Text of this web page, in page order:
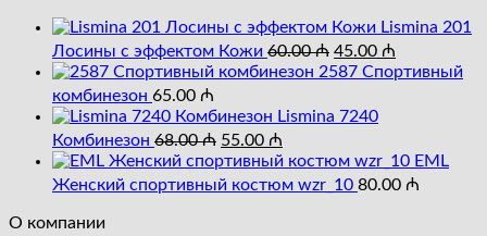
Lismina 201
Лосины с эффектом Кожи 60.00₼ Первоначальная
цена
60.00 ₼.
45.00 ₼
цена:
2587 Cпортивный
комбинезон 65.00 ₼
Lismina 7240
Комбинезон 68.00₼ Первоначальная
цена
составляла
55.00 ₼
цена:
55.00 ₼.
EML
Женский спортивный костюм wzr_10 80.00 ₼
О компании